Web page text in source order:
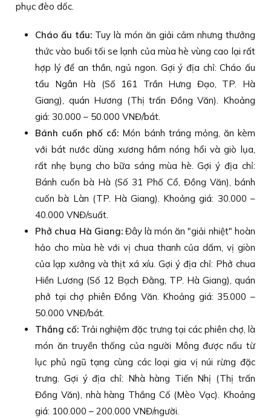
phục đèo dốc.
Cháo ấu tẩu: Tuy là món ăn giải cảm nhưng thưởng
thức vào buổi tối se lạnh của mùa hè vùng cao lại rất
hợp lý để an thần, ngủ ngon. Gợi ý địa chỉ: Cháo ấu
tẩu Ngân Hà (Số 161 Trần Hưng Đạo, TP. Hà
Giang), quán Hương (Thị trấn Đồng Văn). Khoảng
giá: 30.000 – 50.000 VNĐ/bát.
Bánh cuốn phố cổ: Món bánh tráng mỏng, ăn kèm
với bát nước dùng xương hầm nóng hổi và giò lụa,
rất nhẹ bụng cho bữa sáng mùa hè. Gợi ý địa chỉ:
Bánh cuốn bà Hà (Số 31 Phố Cổ, Đồng Văn), bánh
cuốn bà Làn (TP. Hà Giang). Khoảng giá: 30.000 –
40.000 VNĐ/suất.
Phở chua Hà Giang:Đây là món ăn "giải nhiệt" hoàn
hảo cho mùa hè với vị chua thanh của dấm, vị giòn
của lạp xưởng và thịt xá xíu. Gợi ý địa chỉ: Phở chua
Hiền Lương (Số 12 Bạch Đằng, TP. Hà Giang), quán
phở tại chợ phiên Đồng Văn. Khoảng giá: 35.000 –
50.000 VNĐ/bát.
Thắng cố: Trải nghiệm đặc trưng tại các phiên chợ, là
món ăn truyền thống của người Mông được nấu từ
lục phủ ngũ tạng cùng các loại gia vị núi rừng đặc
trưng. Gợi ý địa chỉ: Nhà hàng Tiến Nhị (Thị trấn
Đồng Văn), nhà hàng Thắng Cố (Mèo Vạc). Khoảng
giá: 100.000 – 200.000 VNĐ/người.